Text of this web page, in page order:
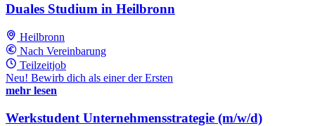
Duales Studium in Heilbronn
Heilbronn
Nach Vereinbarung
Teilzeitjob
Neu! Bewirb dich als einer der Ersten
mehr lesen
Werkstudent Unternehmensstrategie (m/w/d)